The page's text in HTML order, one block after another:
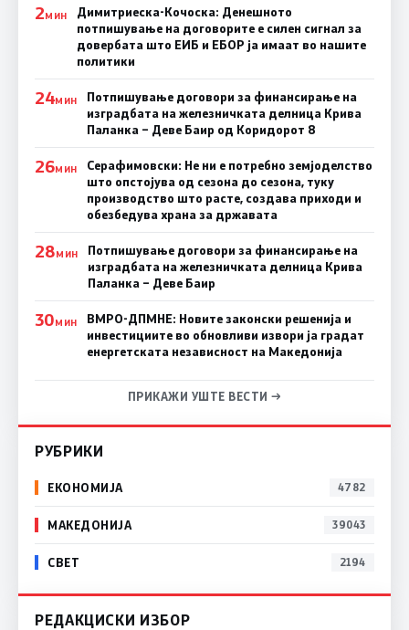
2МИН
Димитриеска-Кочоска: Денешното
потпишување на договорите е силен сигнал за
довербата што ЕИБ и ЕБОР ја имаат во нашите
политики
24МИН
Потпишување договори за финансирање на
изградбата на железничката делница Крива
Паланка – Деве Баир од Коридорот 8
26МИН
Серафимовски: Не ни е потребно земјоделство
што опстојува од сезона до сезона, туку
производство што расте, создава приходи и
обезбедува храна за државата
28МИН
Потпишување договори за финансирање на
изградбата на железничката делница Крива
Паланка – Деве Баир
30МИН
ВМРО-ДПМНЕ: Новите законски решенија и
инвестициите во обновливи извори ја градат
енергетската независност на Македонија
ПРИКАЖИ УШТЕ ВЕСТИ →
РУБРИКИ
ЕКОНОМИЈА 4782
МАКЕДОНИЈА 39043
СВЕТ 2194
РЕДАКЦИСКИ ИЗБОР